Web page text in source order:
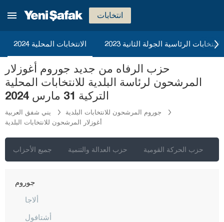
انتخابات
الانتخابات المحلية 2024 2023 الانتخابات الرئاسية الجولة الثانية
حزب الرفاه من جديد جوروم أغوزلار
المرشحون لرئاسة البلدية للانتخابات المحلية
التركية 31 مارس 2024
يني شفق العربية
جوروم المرشحون للانتخابات البلدية
أغوزلار المرشحون للانتخابات البلدية
جميع الأحزاب حزب العدالة والتنمية حزب الحركة القومية
بايبورت
بينغول
بيتليس
بولو
بوردور
بورصا
شانكيري
جوروم
ألاجا
أشتافول